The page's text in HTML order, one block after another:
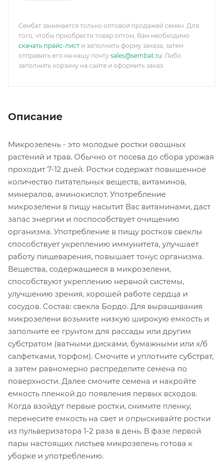
Сембат занимается только оптовой продажей семян. Для
того, чтобы приобрести товар оптом, Вам необходимо
скачать прайс-лист и заполнить форму заказа, затем
отправить его на нашу почту sales@sembat.ru. Либо
заполнить корзину на сайте и оформить заказ.
Описание
Микрозелень - это молодые ростки овощных
растений и трав. Обычно от посева до сбора урожая
проходит 7-12 дней. Ростки содержат повышенное
количество питательных веществ, витаминов,
минералов, аминокислот. Употребление
микрозелени в пищу насытит Вас витаминами, даст
запас энергии и поспособствует очищению
организма. Употребление в пищу ростков свеклы
способствует укреплению иммунитета, улучшает
работу пищеварения, повышает тонус организма.
Вещества, содержащиеся в микрозелени,
способствуют укреплению нервной системы,
улучшению зрения, хорошей работе сердца и
сосудов. Состав: свекла Бордо. Для выращивания
микрозелени возьмите низкую широкую емкость и
заполните ее грунтом для рассады или другим
субстратом (ватными дисками, бумажными или х/б
салфетками, торфом). Смочите и уплотните субстрат,
а затем равномерно распределите семена по
поверхности. Далее смочите семена и накройте
емкость пленкой до появления первых всходов.
Когда взойдут первые ростки, снимите пленку,
перенесите емкость на свет и опрыскивайте ростки
из пульверизатора 1-2 раза в день. В фазе первой
пары настоящих листьев микрозелень готова к
уборке и употреблению.